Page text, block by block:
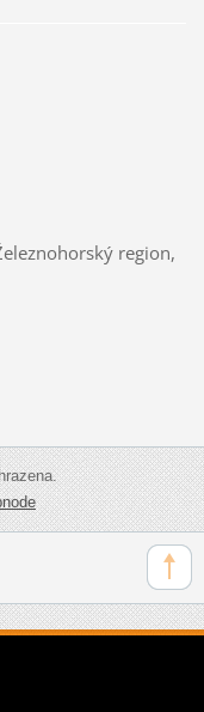
region,